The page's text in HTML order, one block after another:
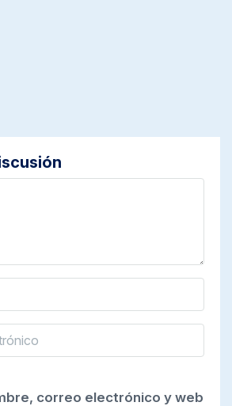
correo electrónico y web